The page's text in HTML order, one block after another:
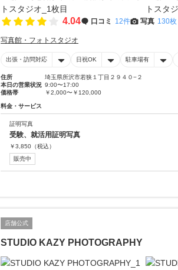
4.04 口コミ 12件 写真 130枚
写真館・フォトスタジオ
出張・訪問対応 日祝OK 駐車場有
住所
埼玉県所沢市若狭１丁目２９４０−２
本日の営業状況 9:00〜17:00
価格帯
￥2,000〜￥120,000
料金・サービス
証明写真
受験、就活用証明写真
￥3,850 （税込）
販売中
店舗公式
STUDIO KAZY PHOTOGRAPHY